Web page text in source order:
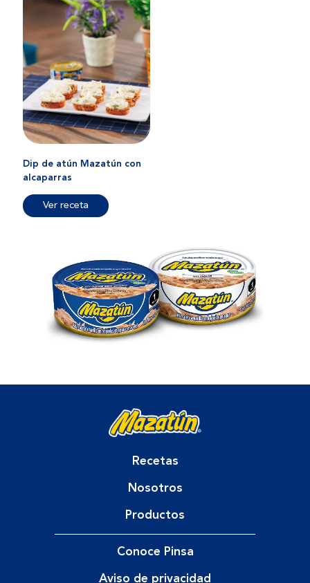
Dip de atún Mazatún con
alcaparras
Ver receta
Recetas
Nosotros
Productos
Conoce Pinsa
Aviso de privacidad